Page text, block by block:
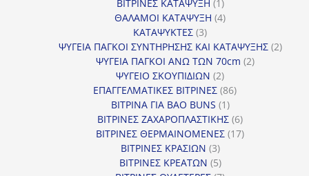
ΒΙΤΡΙΝΕΣ ΚΑΤΑΨΥΞΗ 1
προϊόν
ΘΑΛΑΜΟΙ ΚΑΤΑΨΥΞΗ 44
ΚΑΤΑΨΥΚΤΕΣ 33
προϊόντα
ΨΥΓΕΙΑ ΠΑΓΚΟΙ ΣΥΝΤΗΡΗΣΗΣ ΚΑΙ ΚΑΤΑΨΥΞΗΣ 22
ΨΥΓΕΙΑ ΠΑΓΚΟΙ ΑΝΩ ΤΩΝ 70cm 22
ΨΥΓΕΙΟ ΣΚΟΥΠΙΔΙΩΝ 22
προϊόντα
ΕΠΑΓΓΕΛΜΑΤΙΚΕΣ ΒΙΤΡΙΝΕΣ 8686
ΒΙΤΡΙΝΑ ΓΙΑ BAO BUNS 11
προϊόν
ΒΙΤΡΙΝΕΣ ΖΑΧΑΡΟΠΛΑΣΤΙΚΗΣ 66
προϊόντα
ΒΙΤΡΙΝΕΣ ΘΕΡΜΑΙΝΟΜΕΝΕΣ 1717
ΒΙΤΡΙΝΕΣ ΚΡΑΣΙΩΝ 33
προϊόντα
ΒΙΤΡΙΝΕΣ ΚΡΕΑΤΩΝ 55